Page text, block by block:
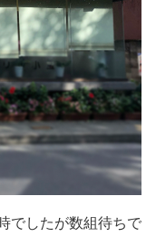
でしたが数組待ちで